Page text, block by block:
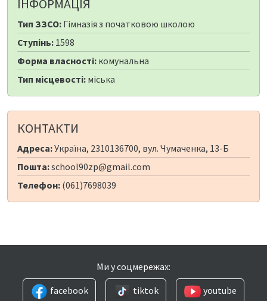
ІНФОРМАЦІЯ
Тип ЗЗСО: Гімназія з початковою школою
Ступінь: 1598
Форма власності: комунальна
Тип місцевості: міська
КОНТАКТИ
Адреса:Україна, 2310136700, вул. Чумаченка, 13-Б
Пошта:school90zp@gmail.com
Телефон: (061)7698039
Ми у соцмережах:
facebook
tiktok youtube